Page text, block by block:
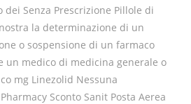
Senza Prescrizione Pillole di
la determinazione di un
o sospensione di un farmaco
un medico di medicina generale o
mg Linezolid Nessuna
Sconto Sanit Posta Aerea